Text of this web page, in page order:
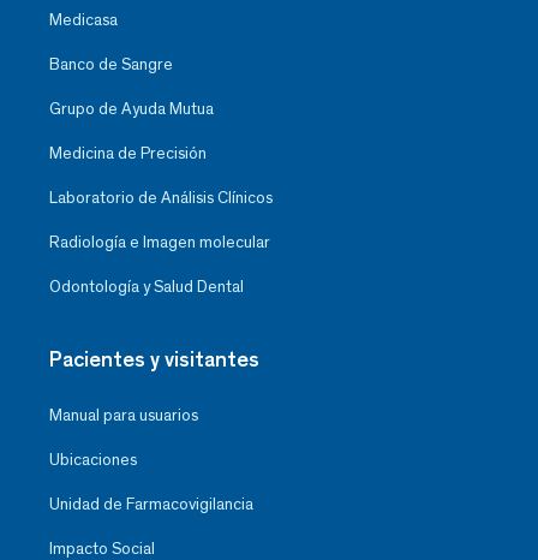
Medicasa
Banco de Sangre
Grupo de Ayuda Mutua
Medicina de Precisión
Laboratorio de Análisis Clínicos
Radiología e Imagen molecular
Odontología y Salud Dental
Pacientes y visitantes
Manual para usuarios
Ubicaciones
Unidad de Farmacovigilancia
Impacto Social